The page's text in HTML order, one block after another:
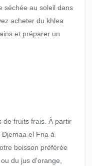
séchée au soleil dans
acheter du khlea
et préparer un
de fruits frais. À partir
el Fna à
boisson préférée
du jus d'orange,